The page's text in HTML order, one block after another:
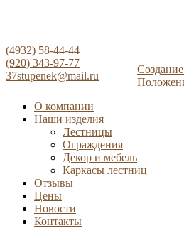
(4932) 58-44-44
(920) 343-97-77
37stupenek@mail.ru
О компании
Наши изделия
Лестницы
Ограждения
Декор и мебель
Каркасы лестниц
Отзывы
Цены
Новости
Контакты